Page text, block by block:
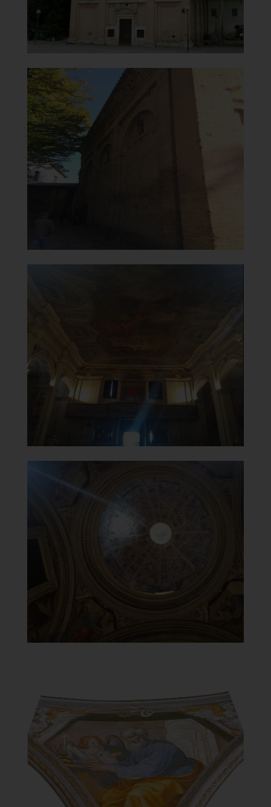
Chiesa Santa Maria del
[
Chiesa Santa Maria del
Cupola affrescata da Ludovico Carosi
Chiesa Santa Maria del
Carmine
Particolare della cupola con San Matteo
(file di Gian Piero Zanzotti)
[
Clicca per ingrandire